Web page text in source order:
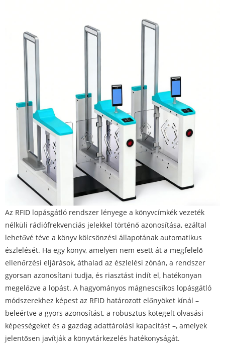
Az RFID lopásgátló rendszer lényege a könyvcímkék vezeték
nélküli rádiófrekvenciás jelekkel történő azonosítása, ezáltal
lehetővé téve a könyv kölcsönzési állapotának automatikus
észlelését. Ha egy könyv, amelyen nem esett át a megfelelő
ellenőrzési eljárások, áthalad az észlelési zónán, a rendszer
gyorsan azonosítani tudja, és riasztást indít el, hatékonyan
megelőzve a lopást. A hagyományos mágnescsíkos lopásgátló
módszerekhez képest az RFID határozott előnyöket kínál –
beleértve a gyors azonosítást, a robusztus kötegelt olvasási
képességeket és a gazdag adattárolási kapacitást –, amelyek
jelentősen javítják a könyvtárkezelés hatékonyságát.